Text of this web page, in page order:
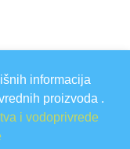
informacija
proizvoda .
i vodoprivrede